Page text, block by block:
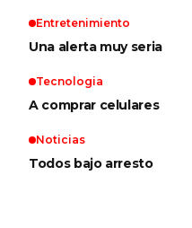
Entretenimiento
Una alerta muy seria
Tecnologia
A comprar celulares
Noticias
Todos bajo arresto